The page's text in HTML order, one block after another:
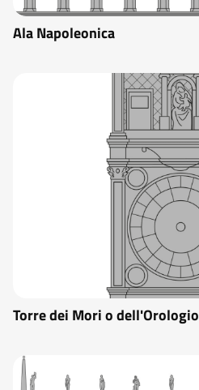
Ala Napoleonica
Torre dei Mori o dell'Orologio